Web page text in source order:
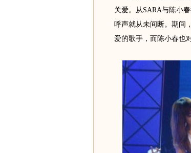
关爱。从SARA与陈小
呼声就从未间断。期间
爱的歌手，而陈小春也